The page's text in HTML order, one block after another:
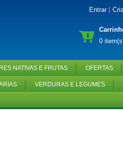
Entrar
0
NATIVAS E FRUTAS OFERTAS
VERDURAS E LEGUMES